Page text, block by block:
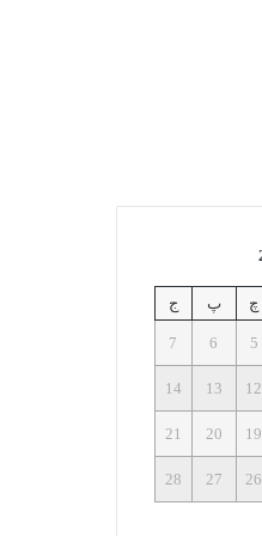
چ پ ج
5
6
7
12
13
14
19
20
21
26
27
28